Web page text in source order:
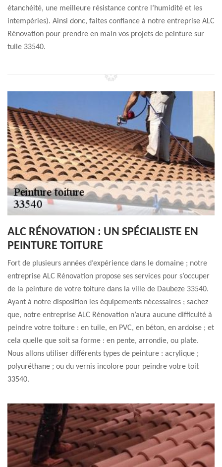
étanchéité, une meilleure résistance contre l’humidité et les
intempéries). Ainsi donc, faites confiance à notre entreprise ALC
Rénovation pour prendre en main vos projets de peinture sur
tuile 33540.
ALC RÉNOVATION : UN SPÉCIALISTE EN
PEINTURE TOITURE
Fort de plusieurs années d’expérience dans le domaine ; notre
entreprise ALC Rénovation propose ses services pour s’occuper
de la peinture de votre toiture dans la ville de Daubeze 33540.
Ayant à notre disposition les équipements nécessaires ; sachez
que, notre entreprise ALC Rénovation n’aura aucune difficulté à
peindre votre toiture : en tuile, en PVC, en béton, en ardoise ; et
cela quelle que soit sa forme : en pente, arrondie, ou plate.
Nous allons utiliser différents types de peinture : acrylique ;
polyuréthane ; ou du vernis incolore pour peindre votre toit
33540.